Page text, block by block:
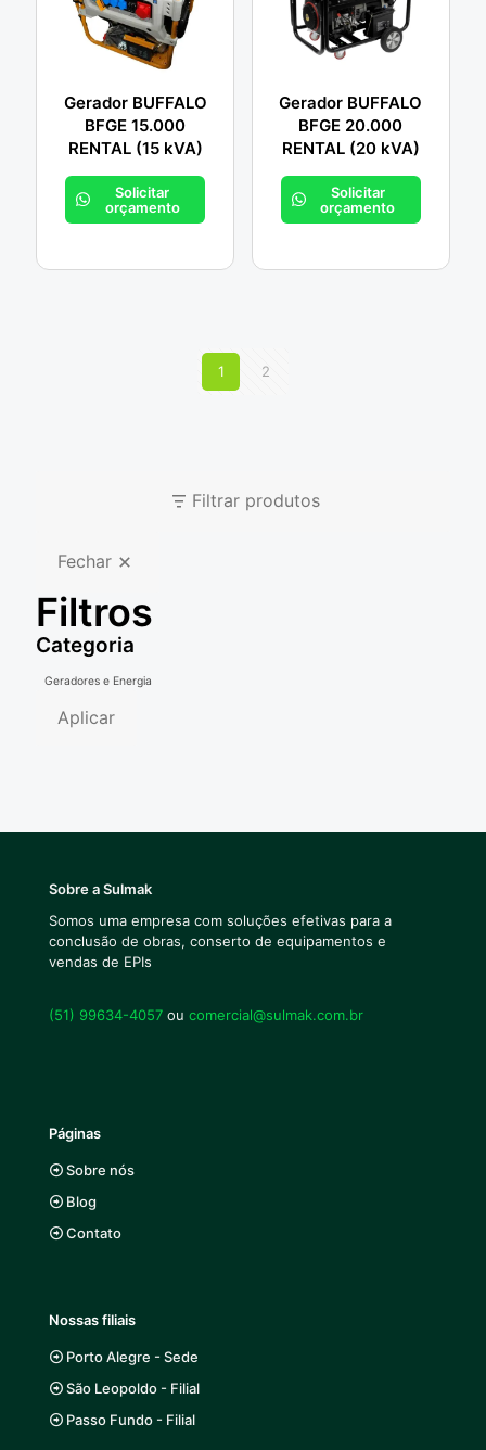
Gerador BUFFALO
BFGE 15.000
RENTAL (15 kVA)
Solicitar
orçamento
Gerador BUFFALO
BFGE 20.000
RENTAL (20 kVA)
Solicitar
orçamento
1 2
Filtrar produtos
Fechar
Filtros
Categoria
Categoria
Geradores e Energia
Aplicar
Sobre a Sulmak
Somos uma empresa com soluções efetivas para a
conclusão de obras, conserto de equipamentos e
vendas de EPIs
(51) 99634-4057 ou comercial@sulmak.com.br
Páginas
Sobre nós
Blog
Contato
Nossas filiais
Porto Alegre - Sede
São Leopoldo - Filial
Passo Fundo - Filial